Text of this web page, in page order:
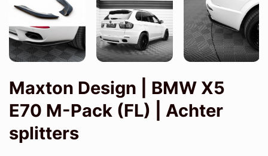
Maxton Design | BMW X5
E70 M-Pack (FL) | Achter
splitters